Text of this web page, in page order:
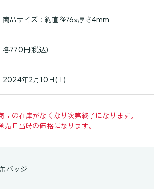
商品サイズ：約直径76×厚さ4mm
各770円(税込)
2024年2月10日(土)
品の在庫がなくなり次第終了になります。
売日当時の価格になります。
缶バッジ